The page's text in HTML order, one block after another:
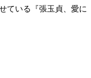
ている『張玉貞、愛に